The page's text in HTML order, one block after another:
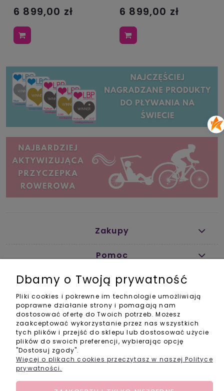
6 899,00 zł 6 899,00 zł
Zakupy
Pomoc
Informacje
Kontakt
info@activebabyshop.pl
+48 733 531 534
pon-pt w godz. 11-14
Dbamy o Twoją prywatność
Pliki cookies i pokrewne im technologie umożliwiają
poprawne działanie strony i pomagają nam
dostosować ofertę do Twoich potrzeb. Możesz
zaakceptować wykorzystanie przez nas wszystkich
tych plików i przejść do sklepu lub dostosować użycie
plików do swoich preferencji, wybierając opcję
"Dostosuj zgody".
Więcej o plikach cookies przeczytasz w naszej Polityce
prywatności.